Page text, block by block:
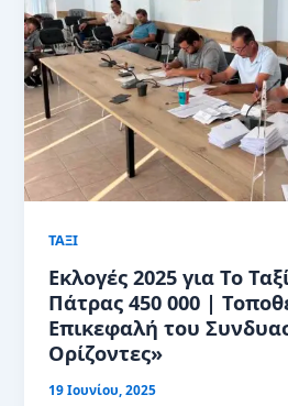
ΤΑΞΙ
Εκλογές 2025 για Το
Πάτρας 450 000 |
Επικεφαλή του
Ορίζοντες»
19 Ιουνίου, 2025